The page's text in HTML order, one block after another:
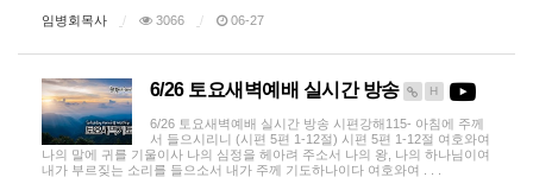
임병회목사
3066 06-27
6/26 토요새벽예배 실시간 방송 H
6/26 토요새벽예배 실시간 방송 시편강해115- 아침에 주께
서 들으시리니 (시편 5편 1-12절) 시편 5편 1-12절 여호와여
나의 말에 귀를 기울이사 나의 심정을 헤아려 주소서 나의 왕, 나의 하나님이여
내가 부르짖는 소리를 들으소서 내가 주께 기도하나이다 여호와여 . . .